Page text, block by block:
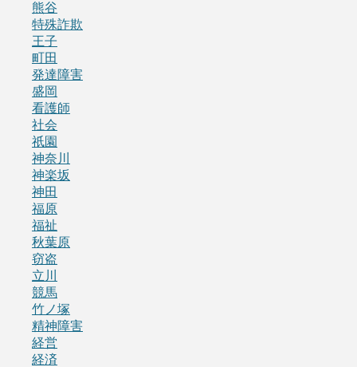
熊谷
特殊詐欺
王子
町田
発達障害
盛岡
看護師
社会
祇園
神奈川
神楽坂
神田
福原
福祉
秋葉原
窃盗
立川
競馬
竹ノ塚
精神障害
経営
経済